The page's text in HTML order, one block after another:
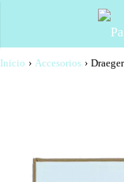
Inicio › Accesorios ›